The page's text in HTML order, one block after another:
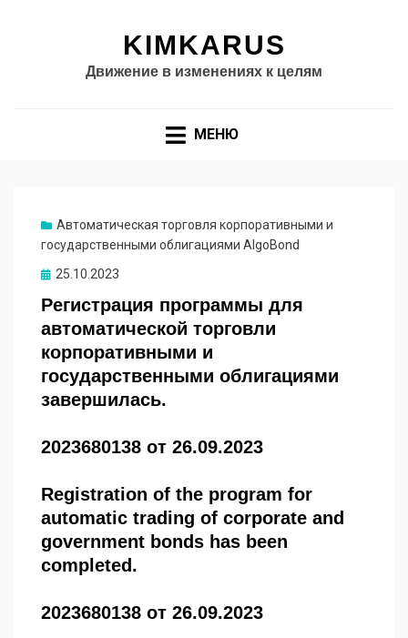
KIMKARUS
Движение в изменениях к целям
МЕНЮ
Автоматическая торговля корпоративными и
государственными облигациями AlgoBond
Опубликовано
25.10.2023
Регистрация программы для
автоматической торговли
корпоративными и
государственными облигациями
завершилась.
2023680138 от 26.09.2023
Registration of the program for
automatic trading of corporate and
government bonds has been
completed.
2023680138 от 26.09.2023